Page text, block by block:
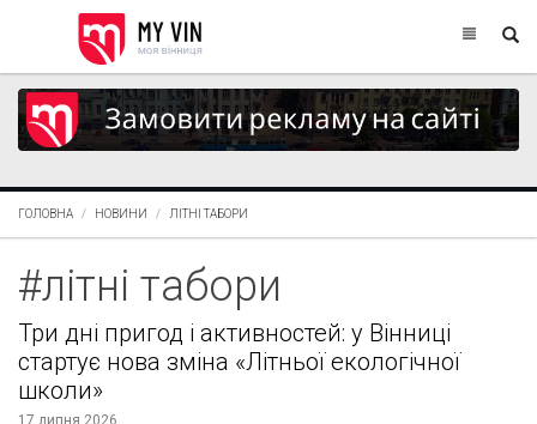
ГОЛОВНА НОВИНИ ЛІТНІ ТАБОРИ
#літні табори
Три дні пригод і активностей: у Вінниці
стартує нова зміна «Літньої екологічної
школи»
17 липня 2026